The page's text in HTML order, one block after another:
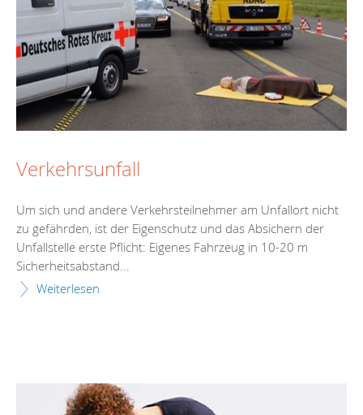
Verkehrsunfall
Um sich und andere Verkehrsteilnehmer am Unfallort nicht
zu gefährden, ist der Eigenschutz und das Absichern der
Unfallstelle erste Pflicht: Eigenes Fahrzeug in 10-20 m
Sicherheitsabstand...
Weiterlesen